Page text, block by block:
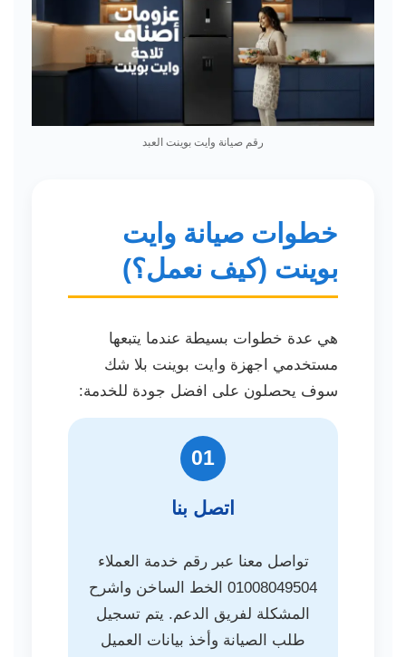
رقم صيانة وايت بوينت العبد
خطوات صيانة وايت
بوينت (كيف نعمل؟)
هي عدة خطوات بسيطة عندما يتبعها
مستخدمي اجهزة وايت بوينت بلا شك
سوف يحصلون على افضل جودة للخدمة:
01
اتصل بنا
تواصل معنا عبر رقم خدمة العملاء
01008049504 الخط الساخن واشرح
المشكلة لفريق الدعم. يتم تسجيل
طلب الصيانة وأخذ بيانات العميل